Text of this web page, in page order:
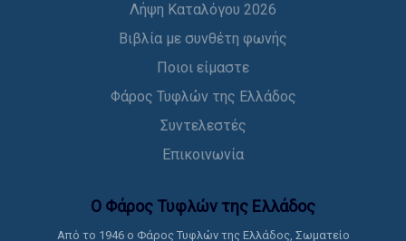
Λήψη Καταλόγου 2026
Βιβλία με συνθέτη φωνής
Ποιοι είμαστε
Φάρος Τυφλών της Ελλάδος
Συντελεστές
Επικοινωνία
Ο Φάρος Τυφλών της Ελλάδoς
Από το 1946 ο Φάρος Τυφλών της Ελλάδος, Σωματείο